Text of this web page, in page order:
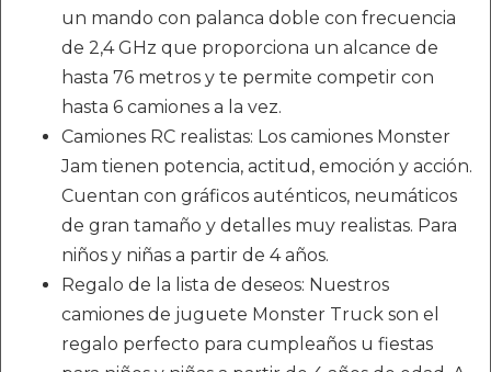
un mando con palanca doble con frecuencia
de 2,4 GHz que proporciona un alcance de
hasta 76 metros y te permite competir con
hasta 6 camiones a la vez.
Camiones RC realistas: Los camiones Monster
Jam tienen potencia, actitud, emoción y acción.
Cuentan con gráficos auténticos, neumáticos
de gran tamaño y detalles muy realistas. Para
niños y niñas a partir de 4 años.
Regalo de la lista de deseos: Nuestros
camiones de juguete Monster Truck son el
regalo perfecto para cumpleaños u fiestas